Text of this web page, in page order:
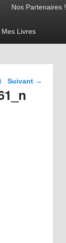
Nos Partenaires !
Mes Livres
dans les
Suivant →